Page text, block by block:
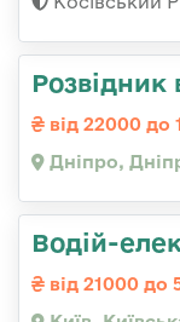
Розвідник
від 22000 до
Дніпро,
Водій-
від 21000 до